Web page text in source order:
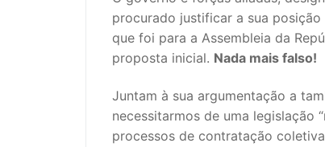
sindicalização
Legislação
procurado justificar a sua
que foi para a Assembleia da
proposta inicial. Nada mais falso!
Juntam à sua argumentação a
necessitarmos de uma legislação
processos de contratação